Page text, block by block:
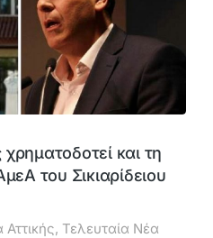
και τη
του Σικιαρίδειου
Αττικής, Τελευταία Νέα